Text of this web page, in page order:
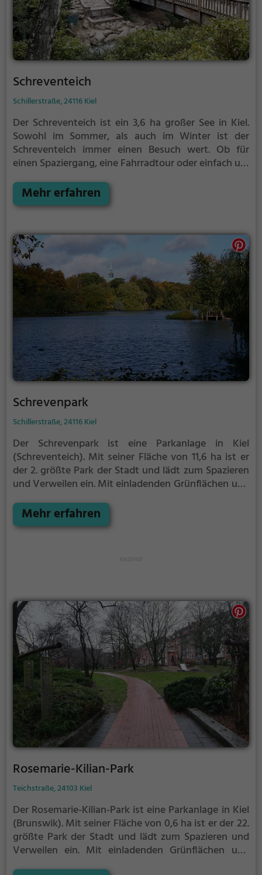
Schreventeich
Schillerstraße, 24116 Kiel
Der Schreventeich ist ein 3,6 ha großer See in Kiel.
Sowohl im Sommer, als auch im Winter ist der
Schreventeich immer einen Besuch wert. Ob für
einen Spaziergang, eine Fahrradtour oder einfach um
zahlreiche Möglichkeiten für Freizeitaktivitäten.
Mehr erfahren
Schrevenpark
Schillerstraße, 24116 Kiel
Der Schrevenpark ist eine Parkanlage in Kiel
(Schreventeich). Mit seiner Fläche von 11,6 ha ist er
der 2. größte Park der Stadt und lädt zum Spazieren
und Verweilen ein.Mit einladenden Grünflächen und
zahlreiche Möglichkeiten zur Entspannung.
Mehr erfahren
Rosemarie-Kilian-Park
Teichstraße, 24103 Kiel
Der Rosemarie-Kilian-Park ist eine Parkanlage in Kiel
(Brunswik).Mit seiner Fläche von 0,6 ha ist er der 22.
größte Park der Stadt und lädt zum Spazieren und
Verweilen ein. Mit einladenden Grünflächen und